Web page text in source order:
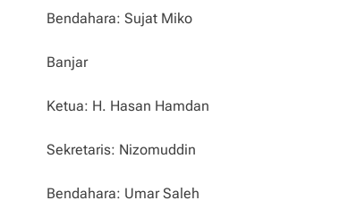
Bendahara: Sujat Miko
Banjar
Ketua: H. Hasan Hamdan
Sekretaris: Nizomuddin
Bendahara: Umar Saleh